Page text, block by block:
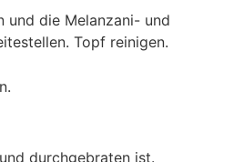
und die Melanzani- und
Topf reinigen.
durchgebraten ist.